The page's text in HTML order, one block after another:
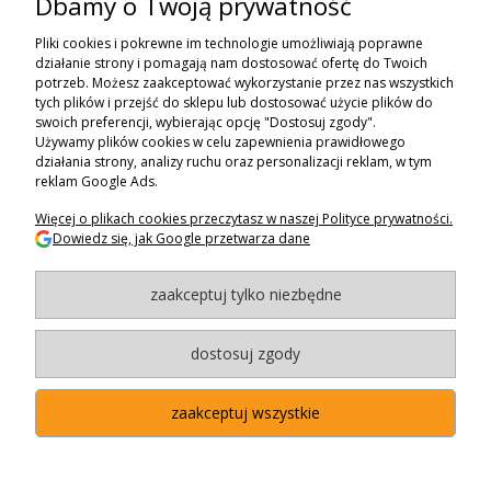
ZAPISZ SIĘ DO NEWSLETTERA
ZAPISZ SIĘ
ZAKUPY
POMOC
MOJE KONTO
BAGAZNIKI.PL- 2024
Pliki cookies i pokrewne im technologie umożliwiają poprawne
działanie strony i pomagają nam dostosować ofertę do Twoich
potrzeb. Możesz zaakceptować wykorzystanie przez nas wszystkich
tych plików i przejść do sklepu lub dostosować użycie plików do
swoich preferencji, wybierając opcję "Dostosuj zgody".
Używamy plików cookies w celu zapewnienia prawidłowego
działania strony, analizy ruchu oraz personalizacji reklam, w tym
reklam Google Ads.
Więcej o plikach cookies przeczytasz w naszej Polityce prywatności.
Dowiedz się, jak Google przetwarza dane
zaakceptuj tylko niezbędne
dostosuj zgody
zaakceptuj wszystkie